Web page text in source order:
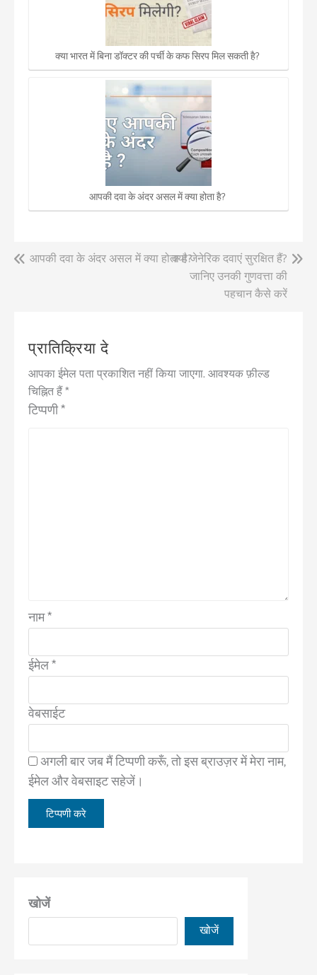
क्या भारत में बिना डॉक्टर की पर्ची के कफ सिरप मिल सकती है?
आपकी दवा के अंदर असल में क्या होता है?
पोस्ट
आपकी दवा के अंदर असल में क्या होता है?क्या जेनेरिक दवाएं सुरक्षित हैं?
जानिए उनकी गुणवत्ता की
पहचान कैसे करें
प्रातिक्रिया दे
आपका ईमेल पता प्रकाशित नहीं किया जाएगा.आवश्यक फ़ील्ड
चिह्नित हैं*
टिप्पणी*
नाम*
ईमेल*
वेबसाईट
अगली बार जब मैं टिप्पणी करूँ, तो इस ब्राउज़र में मेरा नाम,
ईमेल और वेबसाइट सहेजें।
खोजें
खोजें